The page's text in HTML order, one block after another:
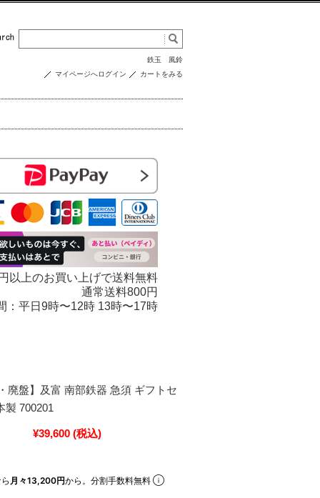
鉄玉
風鈴
マイページへログイン
カートをみる
以上のお買い上げで送料無料
通常送料800円
平日9時〜12時 13時〜17時
廃盤】及富 南部鉄器 急須 ギフトセ
製 700201
¥39,600 (税込)
月々13,200円から。分割手数料無料